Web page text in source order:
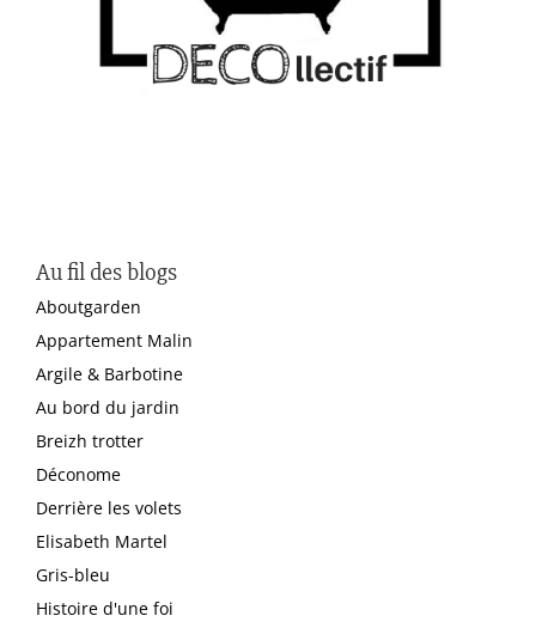
Au fil des blogs
Aboutgarden
Appartement Malin
Argile & Barbotine
Au bord du jardin
Breizh trotter
Déconome
Derrière les volets
Elisabeth Martel
Gris-bleu
Histoire d'une foi